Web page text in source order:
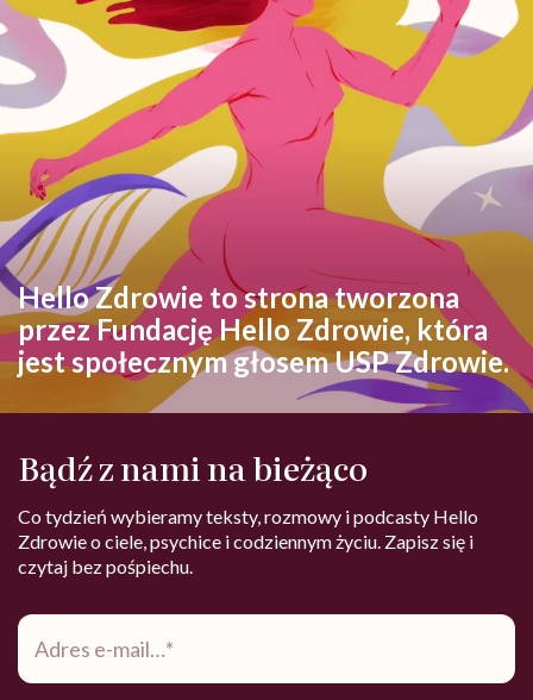
Hello Zdrowie to strona tworzona
przez Fundację Hello Zdrowie, która
jest społecznym głosem USP Zdrowie.
Bądź z nami na bieżąco
Co tydzień wybieramy teksty, rozmowy i podcasty Hello
Zdrowie o ciele, psychice i codziennym życiu. Zapisz się i
czytaj bez pośpiechu.
Adres
mail*